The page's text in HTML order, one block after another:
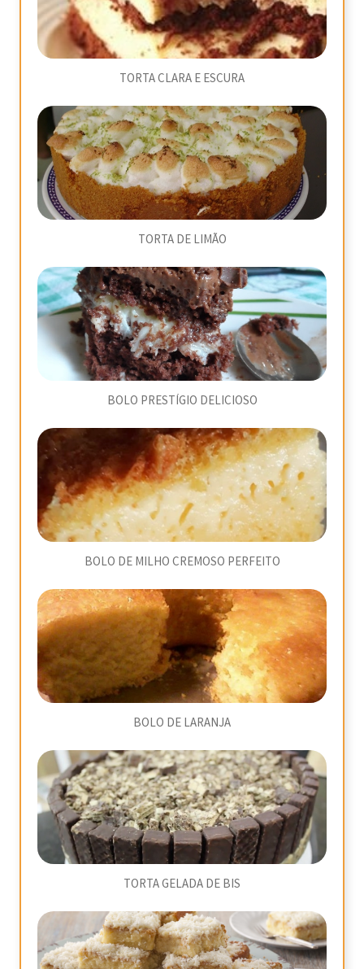
TORTA CLARA E ESCURA
TORTA DE LIMÃO
BOLO PRESTÍGIO DELICIOSO
BOLO DE MILHO CREMOSO PERFEITO
BOLO DE LARANJA
TORTA GELADA DE BIS